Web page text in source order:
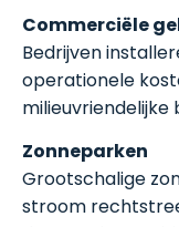
Commerciële
Bedrijven
operationele
Zonneparken
Grootschalige
stroom